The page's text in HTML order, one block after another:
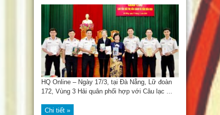
HQ Online – Ngày 17/3, tại Đà Nẵng, Lữ đoàn
172, Vùng 3 Hải quân phối hợp với Câu lạc ...
Chi tiết »